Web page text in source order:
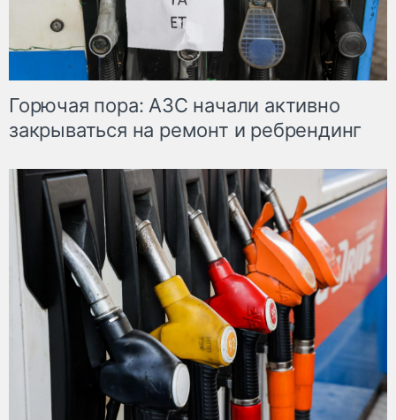
Горючая пора: АЗС начали активно
закрываться на ремонт и ребрендинг